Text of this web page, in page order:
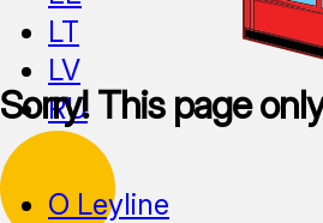
Sorry! This page
LT
LV
RU
О Leyline